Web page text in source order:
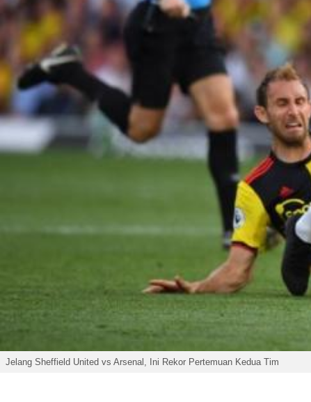
Jelang Sheffield United vs Arsenal, Ini Rekor Pertemuan Kedua Tim